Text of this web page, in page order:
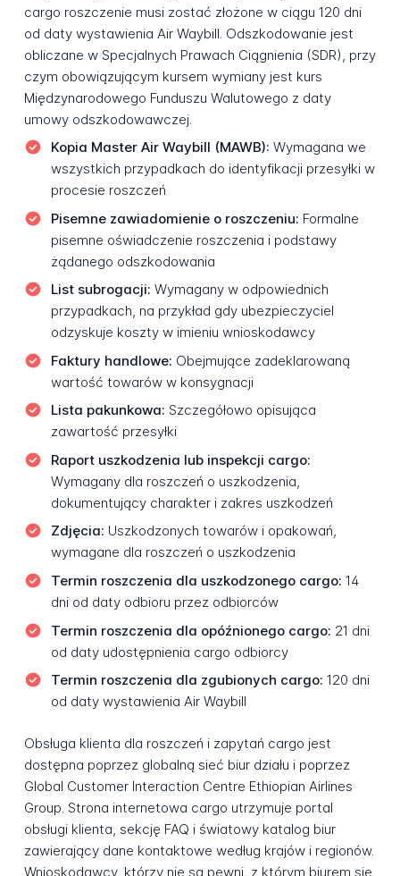
cargo roszczenie musi zostać złożone w ciągu 120 dni
od daty wystawienia Air Waybill. Odszkodowanie jest
obliczane w Specjalnych Prawach Ciągnienia (SDR), przy
czym obowiązującym kursem wymiany jest kurs
Międzynarodowego Funduszu Walutowego z daty
umowy odszkodowawczej.
Kopia Master Air Waybill (MAWB): Wymagana we
wszystkich przypadkach do identyfikacji przesyłki w
procesie roszczeń
Pisemne zawiadomienie o roszczeniu: Formalne
pisemne oświadczenie roszczenia i podstawy
żądanego odszkodowania
List subrogacji: Wymagany w odpowiednich
przypadkach, na przykład gdy ubezpieczyciel
odzyskuje koszty w imieniu wnioskodawcy
Faktury handlowe: Obejmujące zadeklarowaną
wartość towarów w konsygnacji
Lista pakunkowa: Szczegółowo opisująca
zawartość przesyłki
Raport uszkodzenia lub inspekcji cargo:
Wymagany dla roszczeń o uszkodzenia,
dokumentujący charakter i zakres uszkodzeń
Zdjęcia: Uszkodzonych towarów i opakowań,
wymagane dla roszczeń o uszkodzenia
Termin roszczenia dla uszkodzonego cargo: 14
dni od daty odbioru przez odbiorców
Termin roszczenia dla opóźnionego cargo: 21 dni
od daty udostępnienia cargo odbiorcy
Termin roszczenia dla zgubionych cargo: 120 dni
od daty wystawienia Air Waybill
Obsługa klienta dla roszczeń i zapytań cargo jest
dostępna poprzez globalną sieć biur działu i poprzez
Global Customer Interaction Centre Ethiopian Airlines
Group. Strona internetowa cargo utrzymuje portal
obsługi klienta, sekcję FAQ i światowy katalog biur
zawierający dane kontaktowe według krajów i regionów.
Wnioskodawcy, którzy nie są pewni, z którym biurem się